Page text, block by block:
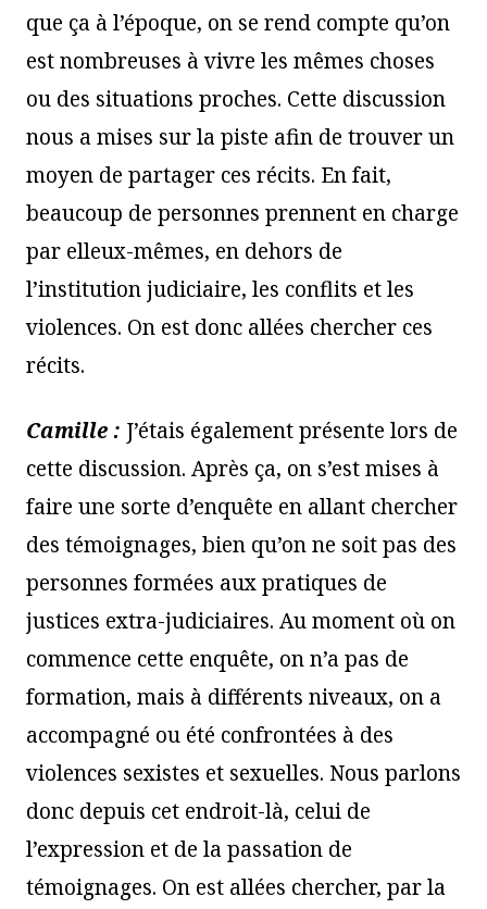
que ça à l’époque, on se rend compte qu’on
est nombreuses à vivre les mêmes choses
ou des situations proches. Cette discussion
nous a mises sur la piste afin de trouver un
moyen de partager ces récits. En fait,
beaucoup de personnes prennent en charge
par elleux-mêmes, en dehors de
l’institution judiciaire, les conflits et les
violences. On est donc allées chercher ces
récits.
Camille : J’étais également présente lors de
cette discussion. Après ça, on s’est mises à
faire une sorte d’enquête en allant chercher
des témoignages, bien qu’on ne soit pas des
personnes formées aux pratiques de
justices extra-judiciaires. Au moment où on
commence cette enquête, on n’a pas de
formation, mais à différents niveaux, on a
accompagné ou été confrontées à des
violences sexistes et sexuelles. Nous parlons
donc depuis cet endroit-là, celui de
l’expression et de la passation de
témoignages. On est allées chercher, par la